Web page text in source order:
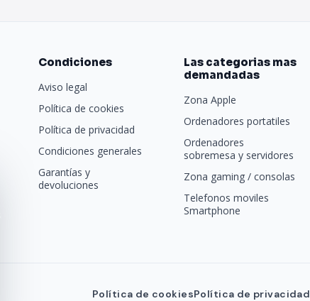
Condiciones
Aviso legal
Política de cookies
Política de privacidad
Condiciones generales
Garantías y
devoluciones
Las categorias mas
demandadas
Zona Apple
Ordenadores portatiles
Ordenadores
sobremesa y servidores
Zona gaming / consolas
Telefonos moviles
Smartphone
Política de cookiesPolítica de privacidad